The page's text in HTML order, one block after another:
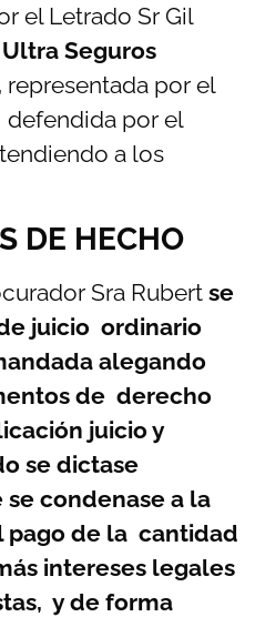
el Letrado Sr Gil
Seguros
representada por el
defendida por el
a los
DE HECHO
Sra Rubertse
juicio ordinario
alegando
de derecho
juicio y
se dictase
condenase a la
pago de la cantidad
intereses legales
y de forma